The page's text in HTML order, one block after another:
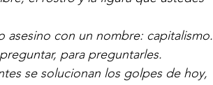
asesino con un nombre: capitalismo.
para preguntarles.
se solucionan los golpes de hoy,